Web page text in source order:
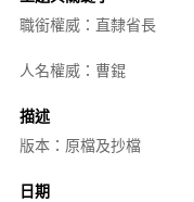
職銜權威：直隸省長
人名權威：曹錕
描述
版本：原檔及抄檔
日期